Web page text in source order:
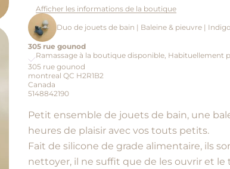
Afficher les informations de la boutique
Duo de jouets de bain | Baleine & pieuvre |
305 rue gounod
Ramassage à la boutique disponible, Habituellement
305 rue gounod
montreal QC H2R1B2
Canada
5148842190
Petit ensemble de jouets de bain, une
heures de plaisir avec vos touts petits.
Fait de silicone de grade alimentaire, ils
nettoyer, il ne suffit que de les ouvrir et le